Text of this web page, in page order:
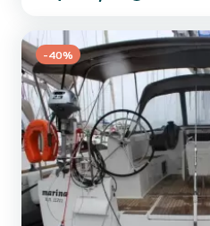
Umgebung von Kos. Dieses...
-40%